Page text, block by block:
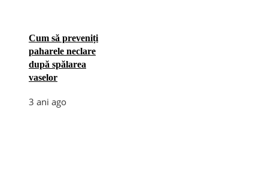
Cum să preveniți
paharele neclare
după spălarea
vaselor
3 ani ago